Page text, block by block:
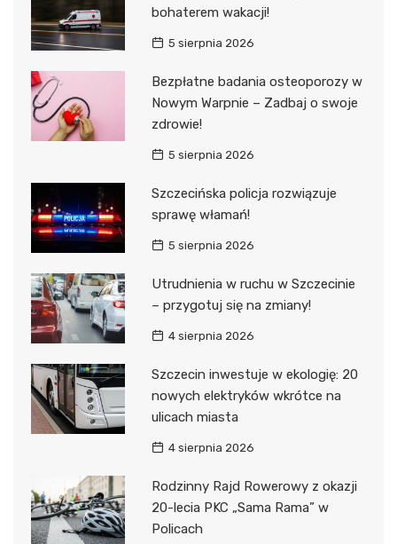
bohaterem wakacji!
5 sierpnia 2026
Bezpłatne badania osteoporozy w
Nowym Warpnie – Zadbaj o swoje
zdrowie!
5 sierpnia 2026
Szczecińska policja rozwiązuje
sprawę włamań!
5 sierpnia 2026
Utrudnienia w ruchu w Szczecinie
– przygotuj się na zmiany!
4 sierpnia 2026
Szczecin inwestuje w ekologię: 20
nowych elektryków wkrótce na
ulicach miasta
4 sierpnia 2026
Rodzinny Rajd Rowerowy z okazji
20-lecia PKC „Sama Rama” w
Policach